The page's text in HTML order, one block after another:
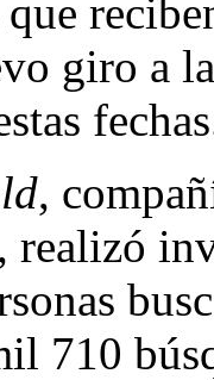
giro a
,
realizó
710